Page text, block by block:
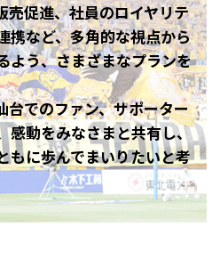
売促進、社員のロイヤリテ
携など、多角的な視点から
よう、さまざまなプランを
台でのファン、サポーター
感動をみなさまと共有し、
もに歩んでまいりたいと考